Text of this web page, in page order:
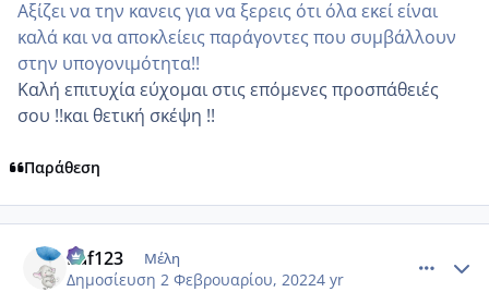
Αξίζει να την κανεις για να ξερεις ότι όλα εκεί είναι
καλά και να αποκλείεις παράγοντες που συμβάλλουν
στην υπογονιμότητα!!
Καλή επιτυχία εύχομαι στις επόμενες προσπάθειές
σου !!και θετική σκέψη !!
Παράθεση
Raf123 Μέλη
Δημοσίευση 2 Φεβρουαρίου, 20224 yr